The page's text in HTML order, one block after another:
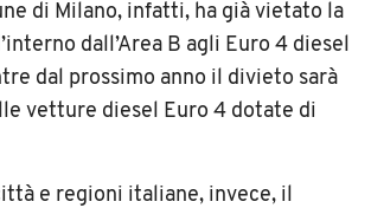
di Milano, infatti, ha già vietato la
dall’Area B agli Euro 4 diesel
dal prossimo anno il divieto sarà
vetture diesel Euro 4 dotate di
e regioni italiane, invece, il